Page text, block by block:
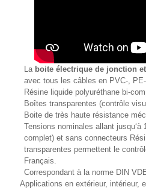
La boite électrique de jonction
avec tous les câbles en PVC-,
Résine liquide polyuréthane bi-
Boîtes transparentes (contrôle
Boite de très haute résistance
Tensions nominales allant
complet) et sans connecteurs
transparentes permettent le
Français.
Correspondant à la norme DIN
Applications en extérieur, intérieur,